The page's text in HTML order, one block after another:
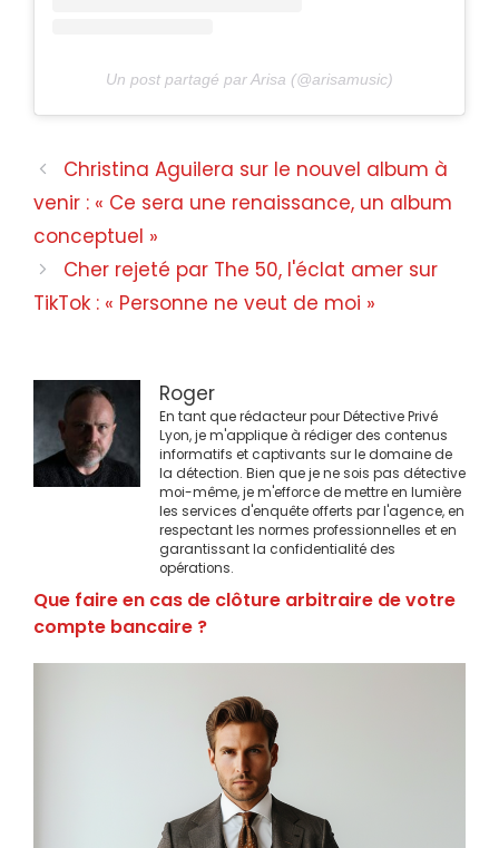
Un post partagé par Arisa (@arisamusic)
Navigation
des
Christina Aguilera sur le nouvel album à
venir : « Ce sera une renaissance, un album
conceptuel »
Cher rejeté par The 50, l'éclat amer sur
TikTok : « Personne ne veut de moi »
Roger
En tant que rédacteur pour Détective Privé
Lyon, je m'applique à rédiger des contenus
informatifs et captivants sur le domaine de
la détection. Bien que je ne sois pas détective
moi-même, je m'efforce de mettre en lumière
les services d'enquête offerts par l'agence, en
respectant les normes professionnelles et en
garantissant la confidentialité des
opérations.
Que faire en cas de clôture arbitraire de votre
compte bancaire ?